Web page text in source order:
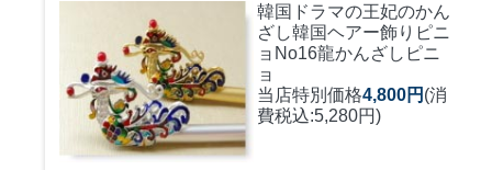
韓国ドラマの王妃のかん
ざし韓国ヘアー飾りピニ
ョNo16龍かんざしピニ
ョ
当店特別価格4,800円 (消
費税込:5,280円)